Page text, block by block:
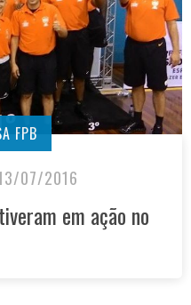
FPB
13/07/2016
em ação no